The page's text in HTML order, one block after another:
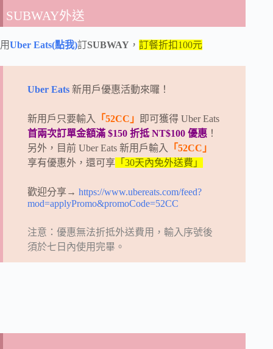
SUBWAY外送
用Uber Eats(點我)訂SUBWAY ， 訂餐折扣100元
Uber Eats 新用戶優惠活動來囉！
新用戶只要輸入 「52CC」
即可獲得 Uber Eats
首兩次訂單金額滿 $150 折抵 NT$100 優惠 ！
另外，目前 Uber Eats 新用戶輸入
「52CC」
享有優惠外，還可享 「30天內免外送費」
歡迎分享→ https://www.ubereats.com/feed?
mod=applyPromo&promoCode=52CC
注意：優惠無法折抵外送費用，輸入序號後
須於七日內使用完畢。